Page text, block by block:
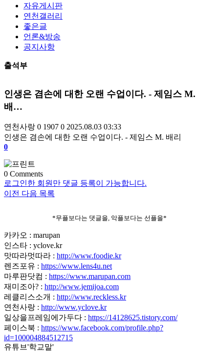
자유게시판
연천갤러리
좋은글
언론&방송
공지사항
출석부
인생은 겸손에 대한 오랜 수업이다. - 제임스 M.
배…
연천사랑 0 1907 0 2025.08.03 03:33
인생은 겸손에 대한 오랜 수업이다. - 제임스 M. 배리
0
0 Comments
로그인한 회원만 댓글 등록이 가능합니다.
이전 다음 목록
*무플보다는 댓글을, 악플보다는 선플을*
카카오 : marupan
인스타 : yclove.kr
맛따라멋따라 : http://www.foodie.kr
렌즈포유 : https://www.lens4u.net
마루판닷컴 : https://www.marupan.com
재미조아? : http://www.jemijoa.com
레클리스소개 : http://www.reckless.kr
연천사랑 : http://www.yclove.kr
일상을프레임에가두다 : https://14128625.tistory.com/
페이스북 : https://www.facebook.com/profile.php?
id=100004884512715
유튜브'학교말'